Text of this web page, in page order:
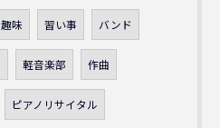
趣味 習い事 バンド
軽音楽部 作曲
ピアノリサイタル